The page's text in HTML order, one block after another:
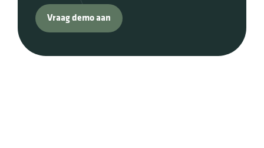
Vraag demo aan